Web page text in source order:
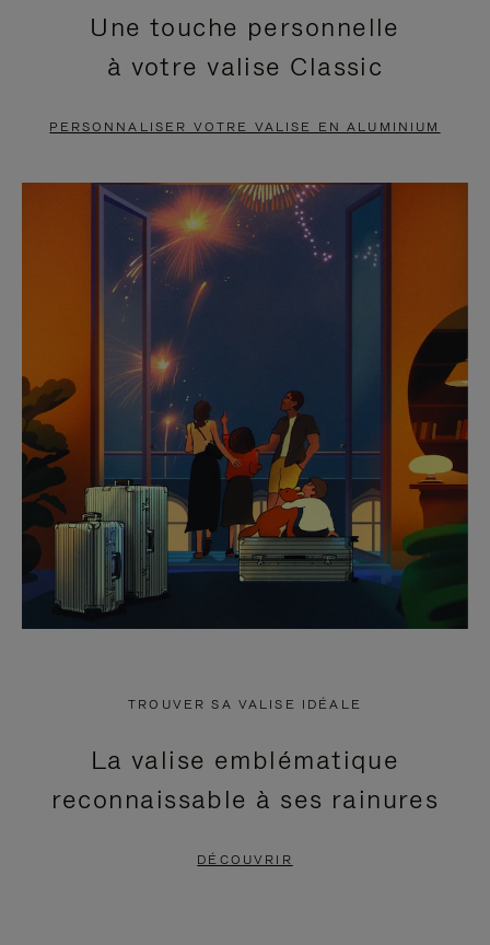
EN
PAUSE,
APPUYEZ
POUR
METTRE
PAUSE
VIDÉO
EST
DÉSACTIVÉ.
CLIQUER
POUR
RÉACTIVER
LE
SON
Une touche personnelle
à votre valise Classic
PERSONNALISER VOTRE VALISE EN ALUMINIUM
TROUVER SA VALISE IDÉALE
La valise emblématique
reconnaissable à ses rainures
DÉCOUVRIR